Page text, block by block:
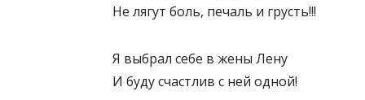
Не лягут боль, печаль и грусть!!!
Я выбрал себе в жены Лену
И буду счастлив с ней одной!